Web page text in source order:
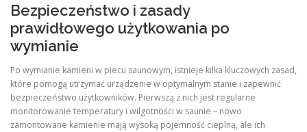
Bezpieczeństwo i zasady
prawidłowego użytkowania po
wymianie
Po wymianie kamieni w piecu saunowym, istnieje kilka kluczowych zasad,
które pomogą utrzymać urządzenie w optymalnym stanie i zapewnić
bezpieczeństwo użytkowników. Pierwszą z nich jest regularne
monitorowanie temperatury i wilgotności w saunie – nowo
zamontowane kamienie mają wysoką pojemność cieplną, ale ich